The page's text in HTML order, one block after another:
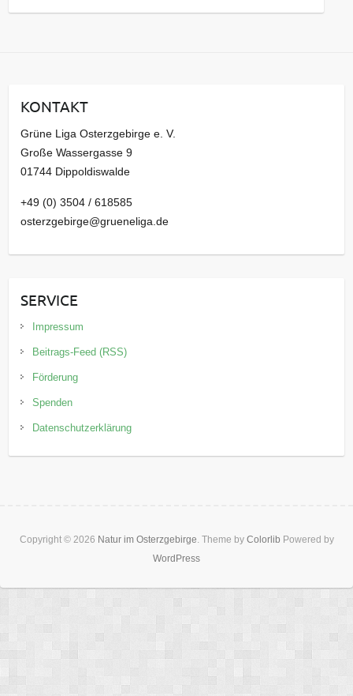
a
v
KONTAKT
Grüne Liga Osterzgebirge e. V.
Große Wassergasse 9
01744 Dippoldiswalde
+49 (0) 3504 / 618585
osterzgebirge@grueneliga.de
SERVICE
Impressum
Beitrags-Feed (RSS)
Förderung
Spenden
Datenschutzerklärung
Copyright © 2026 Natur im Osterzgebirge. Theme by Colorlib Powered by
WordPress